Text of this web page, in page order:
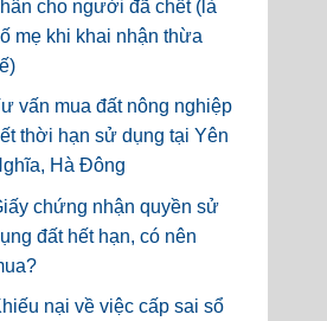
cho người đã chết (là
mẹ khi khai nhận thừa
vấn mua đất nông nghiệp
thời hạn sử dụng tại Yên
Hà Đông
chứng nhận quyền sử
đất hết hạn, có nên
nại về việc cấp sai sổ